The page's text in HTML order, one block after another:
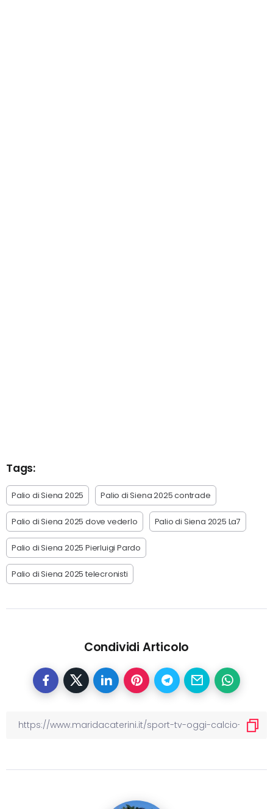
Tags:
Palio di Siena 2025 Palio di Siena 2025 contrade
Palio di Siena 2025 dove vederlo Palio di Siena 2025 La7
Palio di Siena 2025 Pierluigi Pardo
Palio di Siena 2025 telecronisti
Condividi Articolo